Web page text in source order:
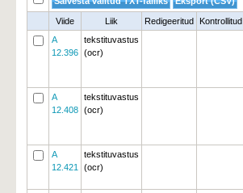
Viide Liik Redigeeritud Kontrollitud
A
12.396
tekstituvastus
(ocr)
A
12.408
tekstituvastus
(ocr)
A
12.421
tekstituvastus
(ocr)